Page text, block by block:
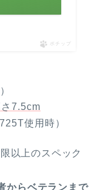
ポチップ
7.5cm
使用時）
以上のスペック
からベテランまで